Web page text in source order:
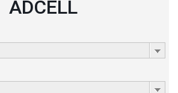
ADCELL